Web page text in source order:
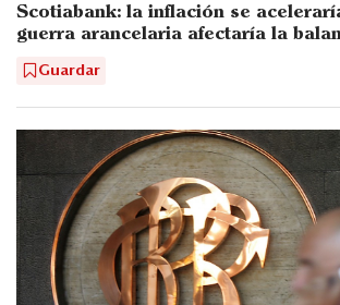
Scotiabank: la inflación se
guerra arancelaria afectaría la
Guardar